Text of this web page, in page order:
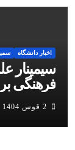
اخبار دانشگاه
سیمینار
فرهنگی
2 قوس 1404